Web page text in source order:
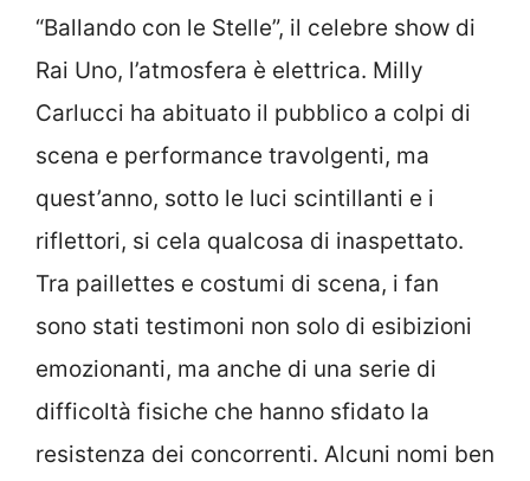
“Ballando con le Stelle”, il celebre show di
Rai Uno, l’atmosfera è elettrica. Milly
Carlucci ha abituato il pubblico a colpi di
scena e performance travolgenti, ma
quest’anno, sotto le luci scintillanti e i
riflettori, si cela qualcosa di inaspettato.
Tra paillettes e costumi di scena, i fan
sono stati testimoni non solo di esibizioni
emozionanti, ma anche di una serie di
difficoltà fisiche che hanno sfidato la
resistenza dei concorrenti. Alcuni nomi ben